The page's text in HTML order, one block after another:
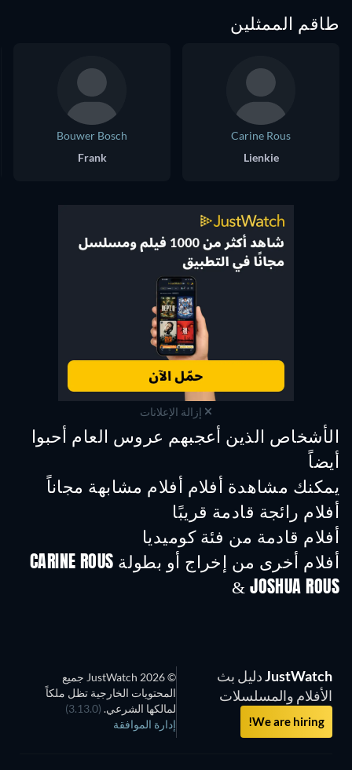
طاقم الممثلين
Carine Rous
Lienkie
Bouwer Bosch
Frank
إزالة الإعلانات
الأشخاص الذين أعجبهم عروس العام أحبوا
أيضاً
يمكنك مشاهدة أفلام أفلام مشابهة مجاناً
أفلام رائجة قادمة قريبًا
أفلام قادمة من فئة كوميديا
أفلام أخرى من إخراج أو بطولة CARINE ROUS
& JOSHUA ROUS
JustWatchدليل بث
الأفلام والمسلسلات
We are hiring!
© 2026 JustWatch جميع
المحتويات الخارجية تظل ملكاً
لمالكها الشرعي. (3.13.0)
إدارة الموافقة